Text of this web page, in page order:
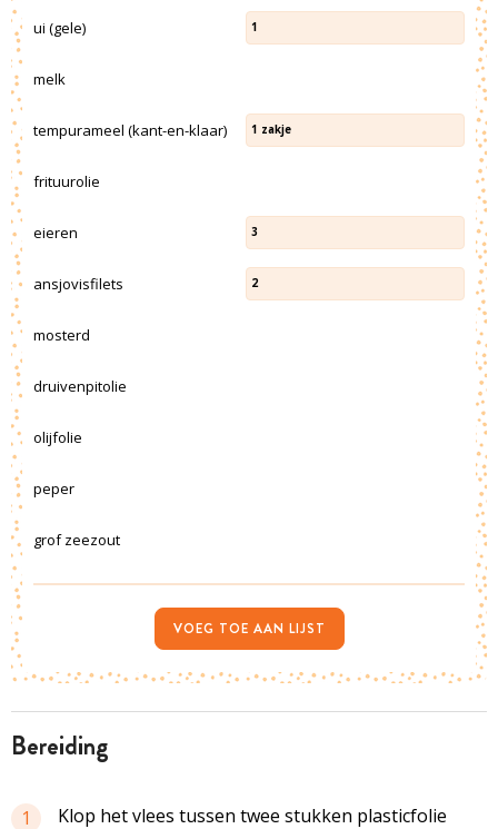
bereiding
1
Klop het vlees tussen twee stukken plasticfolie
ui (gele) 1
melk
tempurameel (kant-en-klaar) 1 zakje
frituurolie
eieren 3
ansjovisfilets 2
mosterd
druivenpitolie
olijfolie
peper
grof zeezout
VOEG TOE AAN LIJST